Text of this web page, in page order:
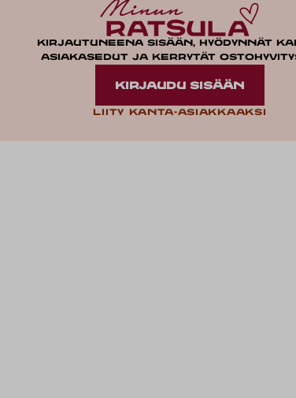
Kirjautuneena sisään, hyödynnät
asiakasedut ja kerrytät
KIRJAUDU SISÄÄN
Liity kanta-asiakkaaksi